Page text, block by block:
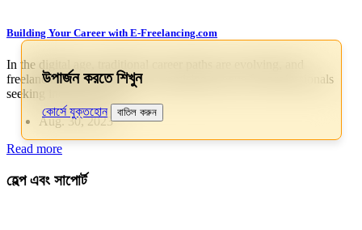
Building Your Career with E-Freelancing.com
In the digital age, traditional career paths are evolving, and
freelancing has emerged as a promising avenue for professionals
seeking independence a…
Aug. 30, 2023
Read more
হেল্প এবং সাপোর্ট
উপার্জন করতে শিখুন
কোর্সে যুক্তহোন বাতিল করুন